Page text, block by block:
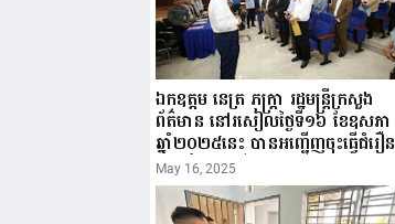
ឯកឧត្តម នេត្រ ភក្ត្រា រដ្ឋមន្ត្រីក្រសួង
ព័ត៌មាន នៅរសៀលថ្ងៃទី១៦ ខែឧសភា
ឆ្នាំ២០២៥នេះ បានអញ្ជើញចុះធ្វើជំរឿន
ថ្នាក់ដឹកនាំមន្ត្រីរាជការស៉ីវិល នៃក្រសួង
ព័ត៌មាន...
May 16, 2025